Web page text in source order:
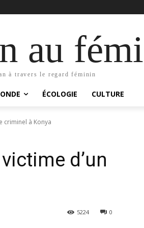
au
à travers le regard féminin
ÉCOLOGIE CULTURE
criminel à Konya
d’un
0
5224